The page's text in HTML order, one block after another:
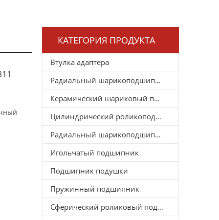
КАТЕГОРИЯ ПРОДУКТА
Втулка адаптера
Радиальный шарикоподшипник
Керамический шариковый подшипник
Цилиндрический роликоподшипник
Радиальный шарикоподшипник
Игольчатый подшипник
Подшипник подушки
Пружинный подшипник
Сферический роликовый подшипник